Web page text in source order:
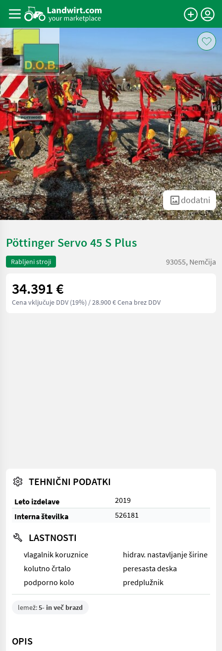
dodatni
Pöttinger Servo 45 S Plus
Rabljeni stroji 93055, Nemčija
34.391 €
Cena vključuje DDV (19%) / 28.900 € Cena brez DDV
TEHNIČNI PODATKI
Leto izdelave
2019
Interna številka
526181
LASTNOSTI
vlagalnik koruznice
hidrav. nastavljanje širine
kolutno črtalo
peresasta deska
podporno kolo
predplužnik
lemež:5- in več brazd
OPIS